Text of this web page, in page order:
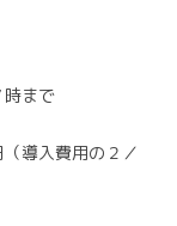
時まで
導入費用の２／